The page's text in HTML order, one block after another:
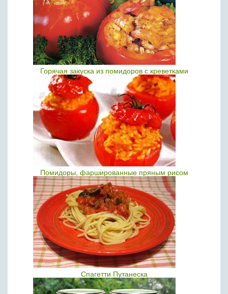
Горячая закуска из помидоров с креветками
Помидоры, фаршированные пряным рисом
Спагетти Путанеска